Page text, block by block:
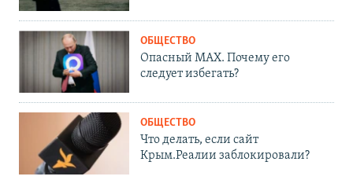
ОБЩЕСТВО
Опасный MAX. Почему его
следует избегать?
ОБЩЕСТВО
Что делать, если сайт
Крым.Реалии заблокировали?